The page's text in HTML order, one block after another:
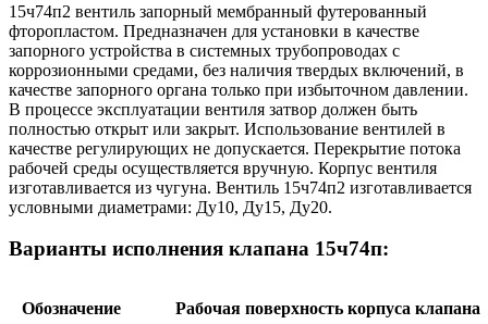
15ч74п2 вентиль запорный мембранный футерованный
фторопластом. Предназначен для установки в качестве
запорного устройства в системных трубопроводах с
коррозионными средами, без наличия твердых включений, в
качестве запорного органа только при избыточном давлении.
В процессе эксплуатации вентиля затвор должен быть
полностью открыт или закрыт. Использование вентилей в
качестве регулирующих не допускается. Перекрытие потока
рабочей среды осуществляется вручную. Корпус вентиля
изготавливается из чугуна. Вентиль 15ч74п2 изготавливается
условными диаметрами: Ду10, Ду15, Ду20.
Варианты исполнения клапана 15ч74п:
Обозначение Рабочая поверхность корпуса клапана